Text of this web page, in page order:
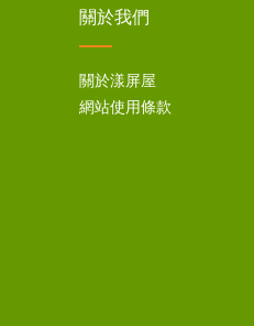
關於我們
關於漾屏屋
網站使用條款